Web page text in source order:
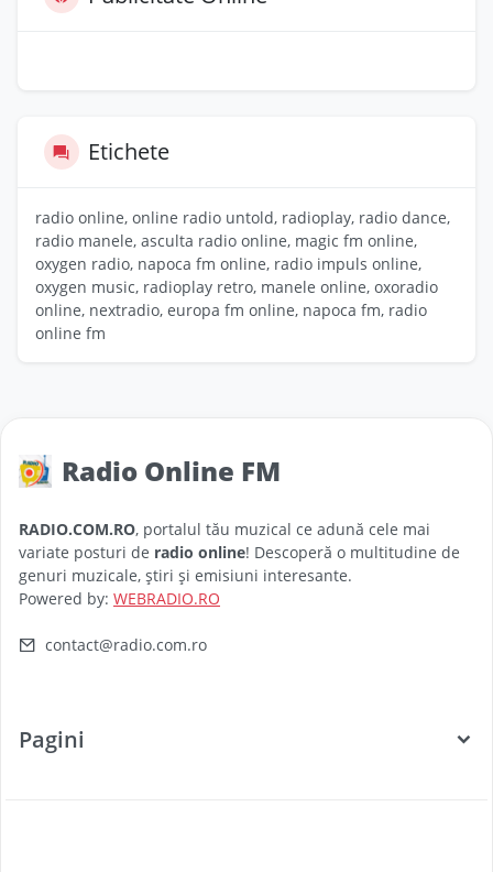
Etichete
radio online, online radio untold, radioplay, radio dance,
radio manele, asculta radio online, magic fm online,
oxygen radio, napoca fm online, radio impuls online,
oxygen music, radioplay retro, manele online, oxoradio
online, nextradio, europa fm online, napoca fm, radio
online fm
Radio Online FM
RADIO.COM.RO, portalul tău muzical ce adună cele mai
variate posturi de radio online! Descoperă o multitudine de
genuri muzicale, știri și emisiuni interesante.
Powered by: WEBRADIO.RO
contact@radio.com.ro
Pagini